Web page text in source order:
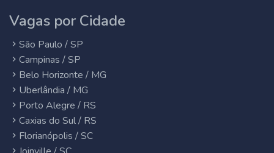
Vagas por Cidade
São Paulo / SP
Campinas / SP
Belo Horizonte / MG
Uberlândia / MG
Porto Alegre / RS
Caxias do Sul / RS
Florianópolis / SC